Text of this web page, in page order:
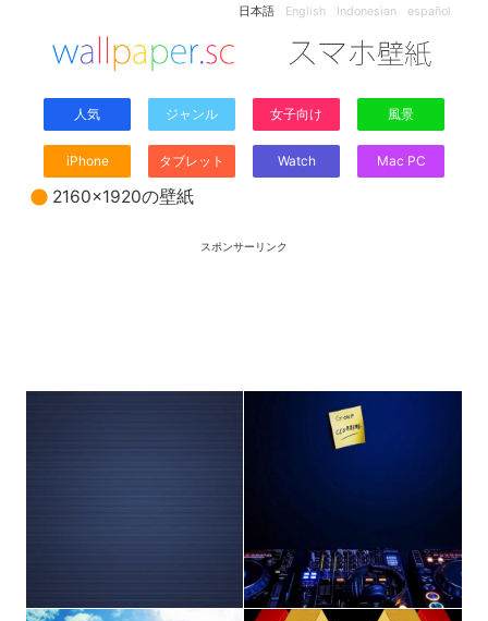
日本語 English Indonesian español
人気 ジャンル 女子向け 風景
iPhone タブレット Watch Mac PC
2160×1920の壁紙
スポンサーリンク